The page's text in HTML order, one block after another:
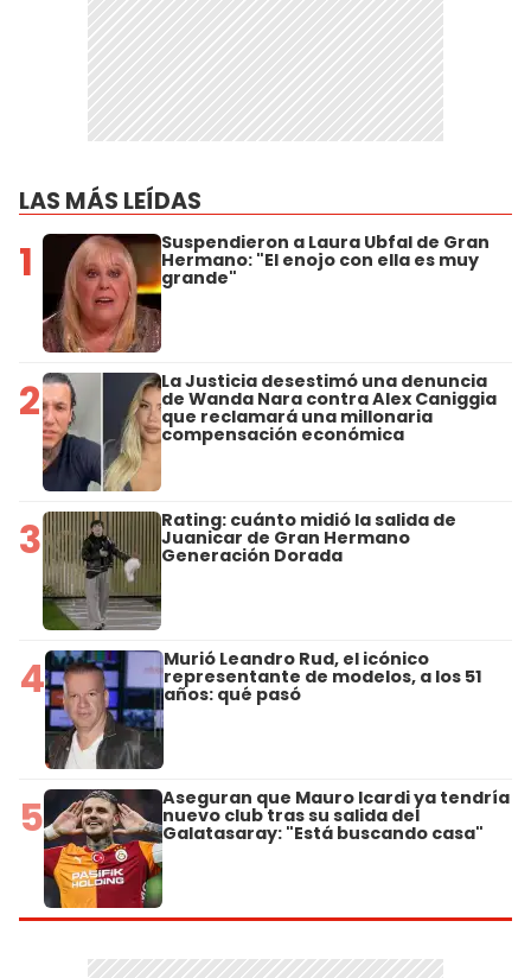
LAS MÁS LEÍDAS
1 Suspendieron a Laura Ubfal de Gran
Hermano: "El enojo con ella es muy
grande"
2 La Justicia desestimó una denuncia
de Wanda Nara contra Alex Caniggia
que reclamará una millonaria
compensación económica
3 Rating: cuánto midió la salida de
Juanicar de Gran Hermano
Generación Dorada
4 Murió Leandro Rud, el icónico
representante de modelos, a los 51
años: qué pasó
5 Aseguran que Mauro Icardi ya tendría
nuevo club tras su salida del
Galatasaray: "Está buscando casa"